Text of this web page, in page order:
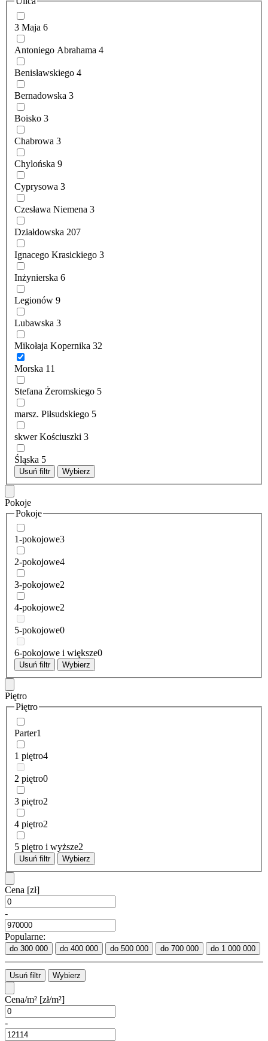
3 Maja 6
Antoniego Abrahama 4
Benisławskiego 4
Bernadowska 3
Boisko 3
Chabrowa 3
Chylońska 9
Cyprysowa 3
Czesława Niemena 3
Działdowska 207
Ignacego Krasickiego 3
Inżynierska 6
Legionów 9
Lubawska 3
Mikołaja Kopernika 32
Morska 11
Stefana Żeromskiego 5
marsz. Piłsudskiego 5
skwer Kościuszki 3
Śląska 5
Usuń filtr Wybierz
Pokoje
Pokoje
1-pokojowe3
2-pokojowe4
3-pokojowe2
4-pokojowe2
5-pokojowe0
6-pokojowe i większe0
Usuń filtr Wybierz
Piętro
Piętro
Parter1
1 piętro4
2 piętro0
3 piętro2
4 piętro2
5 piętro i wyższe2
Usuń filtr Wybierz
Cena [zł]
-
Popularne:
do 300 000 do 400 000 do 500 000 do 700 000 do 1 000 000
Usuń filtr Wybierz
Cena/m² [zł/m²]
-